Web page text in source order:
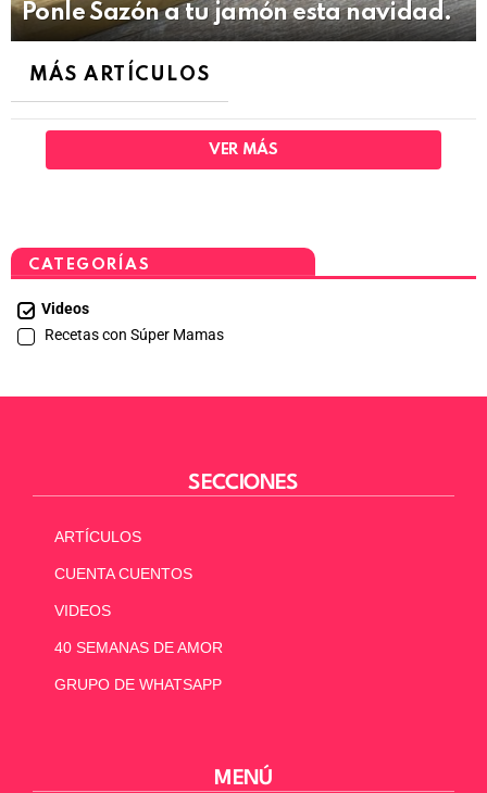
Ponle Sazón a tu jamón esta navidad.
MÁS ARTÍCULOS
VER MÁS
CATEGORÍAS
Videos
Recetas con Súper Mamas
SECCIONES
ARTÍCULOS
CUENTA CUENTOS
VIDEOS
40 SEMANAS DE AMOR
GRUPO DE WHATSAPP
MENÚ